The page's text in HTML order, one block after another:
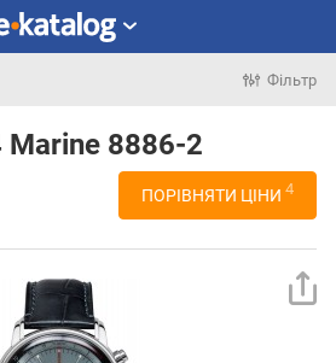
Фільтр
Marine 8886-2
ПОРІВНЯТИ ЦІНИ 4